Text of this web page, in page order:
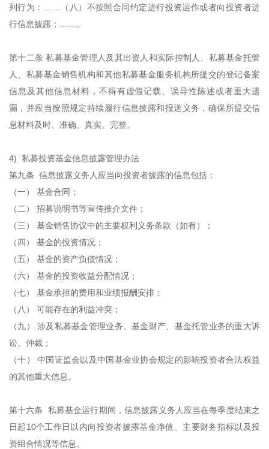
列行为：……（八）不按照合同约定进行投资运作或者向投资者进
行信息披露；……。
第十二条 私募基金管理人及其出资人和实际控制人、私募基金托管
人、私募基金销售机构和其他私募基金服务机构所提交的登记备案
信息及其他信息材料，不得有虚假记载、误导性陈述或者重大遗
漏，并应当按照规定持续履行信息披露和报送义务，确保所提交信
息材料及时、准确、真实、完整。
4) 私募投资基金信息披露管理办法
第九条 信息披露义务人应当向投资者披露的信息包括：
（一） 基金合同；
（二） 招募说明书等宣传推介文件；
（三） 基金销售协议中的主要权利义务条款（如有）；
（四） 基金的投资情况；
（五） 基金的资产负债情况；
（六） 基金的投资收益分配情况；
（七） 基金承担的费用和业绩报酬安排；
（八） 可能存在的利益冲突；
（九） 涉及私募基金管理业务、基金财产、基金托管业务的重大诉
讼、仲裁；
（十） 中国证监会以及中国基金业协会规定的影响投资者合法权益
的其他重大信息。
第十六条 私募基金运行期间，信息披露义务人应当在每季度结束之
日起10个工作日以内向投资者披露基金净值、主要财务指标以及投
资组合情况等信息。